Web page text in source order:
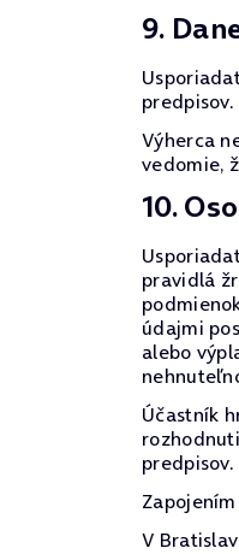
9.
predpisov.
Výherca
vedomie,
10.
pravidlá
údajmi
alebo
Účastník
V